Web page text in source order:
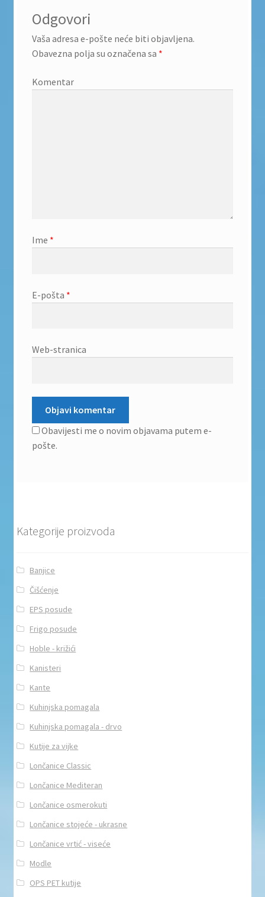
Odgovori
Vaša adresa e-pošte neće biti objavljena.
Obavezna polja su označena sa *
Komentar
Ime *
E-pošta *
Web-stranica
Obavijesti me o novim objavama putem e-
pošte.
Kategorije proizvoda
Banjice
Čišćenje
EPS posude
Frigo posude
Hoble - križići
Kanisteri
Kante
Kuhinjska pomagala
Kuhinjska pomagala - drvo
Kutije za vijke
Lončanice Classic
Lončanice Mediteran
Lončanice osmerokuti
Lončanice stojeće - ukrasne
Lončanice vrtić - viseće
Modle
OPS PET kutije